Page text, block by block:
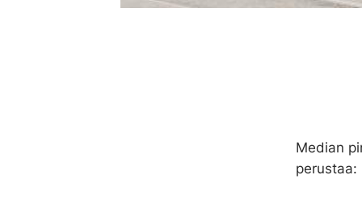
Median